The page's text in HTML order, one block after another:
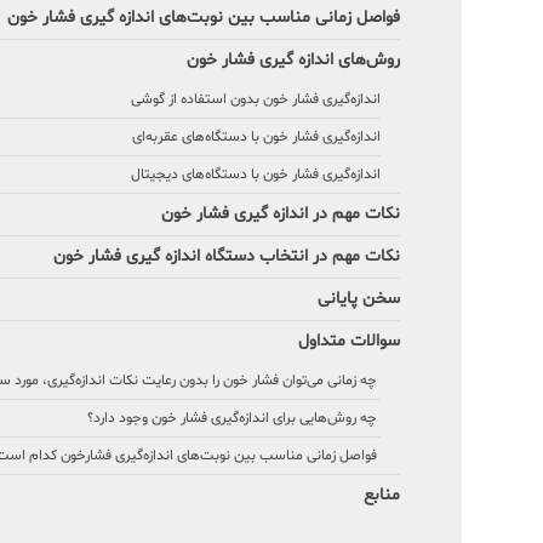
فواصل زمانی مناسب بین نوبت‌های اندازه ‌گیری فشار خون
روش‌های اندازه ‌گیری فشار خون
اندازه‌گیری فشار خون بدون استفاده از گوشی
اندازه‌گیری فشار خون با دستگاه‌های عقربه‌ای
اندازه‌گیری فشار خون با دستگاه‌های دیجیتال
نکات مهم در اندازه‌ گیری فشار خون
نکات مهم در انتخاب دستگاه اندازه ‌گیری فشار خون
سخن پایانی
سوالات متداول
چه زمانی می‌توان فشار خون را بدون رعایت نکات اندازه‌گیری، مورد
چه روش‌هایی برای اندازه‌گیری فشار خون وجود دارد؟
فواصل زمانی مناسب بین نوبت‌های اندازه‌گیری فشارخون کدام
منابع